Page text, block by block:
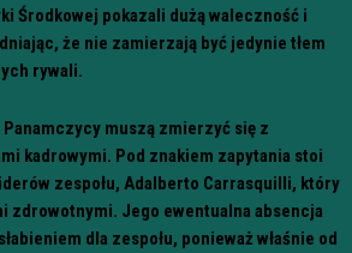
Środkowej pokazali dużą waleczność i
że nie zamierzają być jedynie tłem
rywali.
muszą zmierzyć się z
kadrowymi. Pod znakiem zapytania stoi
zespołu, Adalberto Carrasquilli, który
zdrowotnymi. Jego ewentualna absencja
dla zespołu, ponieważ właśnie od